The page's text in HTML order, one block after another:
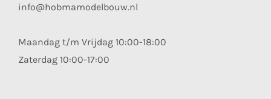
info@hobmamodelbouw.nl
Maandag t/m Vrijdag 10:00-18:00
Zaterdag 10:00-17:00